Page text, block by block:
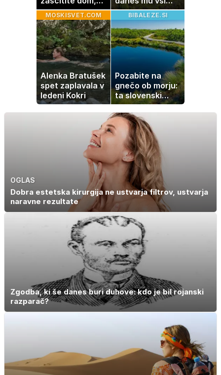
hrano in
elektronske
naprave
zavidajo
MOSKISVET.COM
Alenka Bratušek
spet zaplavala v
ledeni Kokri
BIBALEZE.SI
Pozabite na
gnečo ob morju:
ta slovenski
kotiček je pravi
raj za družine
OGLAS
Dobra estetska kirurgija ne ustvarja filtrov, ustvarja
naravne rezultate
Zgodba, ki še danes buri duhove: kdo je bil rojanski
razparač?